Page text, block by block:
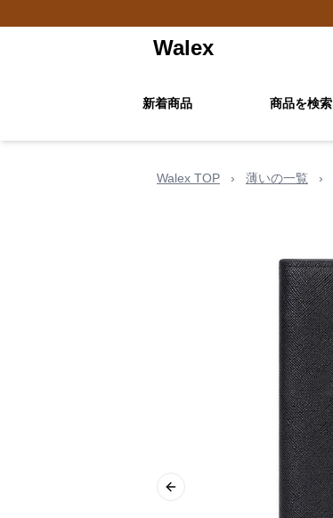
Walex
新着商品 商品を検索
Walex TOP › 薄いの一覧 ›
Previous slide